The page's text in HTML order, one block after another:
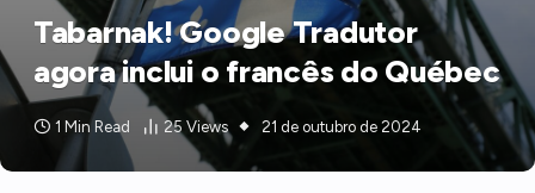
Tabarnak! Google Tradutor
agora inclui o francês do Québec
1 Min Read 25 Views 21 de outubro de 2024